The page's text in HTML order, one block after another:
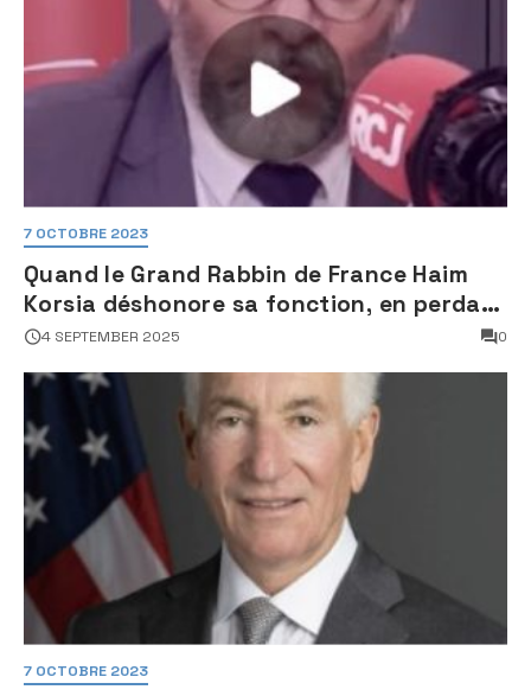
7 OCTOBRE 2023
Quand le Grand Rabbin de France Haim
Korsia déshonore sa fonction, en perdant
son sang froid
4 SEPTEMBER 2025 0
7 OCTOBRE 2023